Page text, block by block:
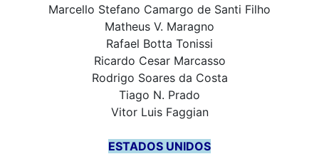
Marcello Stefano Camargo de Santi Filho
Matheus V. Maragno
Rafael Botta Tonissi
Ricardo Cesar Marcasso
Rodrigo Soares da Costa
Tiago N. Prado
Vitor Luis Faggian
ESTADOS UNIDOS